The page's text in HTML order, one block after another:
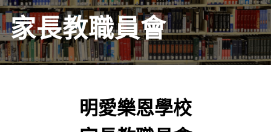
家長教職員會
明愛樂恩學校